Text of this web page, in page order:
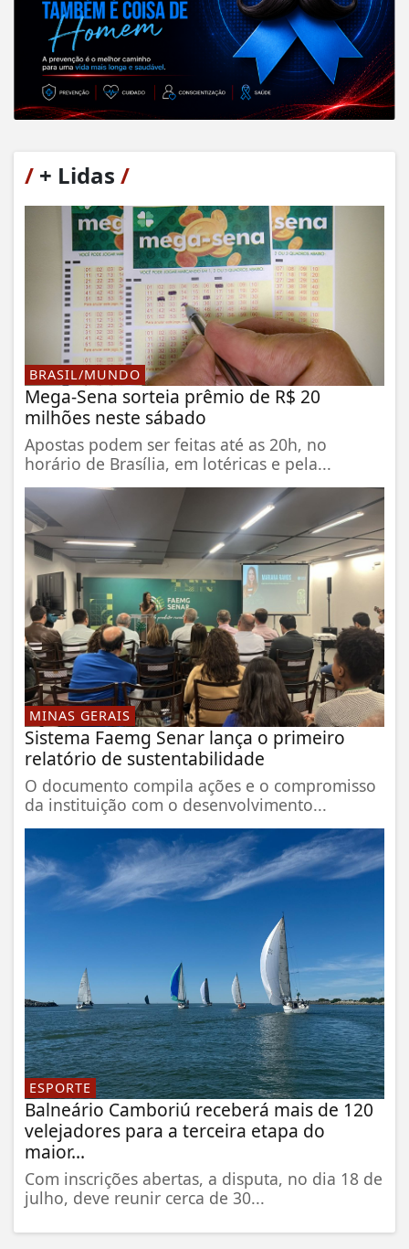
/ + Lidas /
BRASIL/MUNDO
Mega-Sena sorteia prêmio de R$ 20
milhões neste sábado
Apostas podem ser feitas até as 20h, no
horário de Brasília, em lotéricas e pela...
MINAS GERAIS
Sistema Faemg Senar lança o primeiro
relatório de sustentabilidade
O documento compila ações e o compromisso
da instituição com o desenvolvimento...
ESPORTE
Balneário Camboriú receberá mais de 120
velejadores para a terceira etapa do
maior...
Com inscrições abertas, a disputa, no dia 18 de
julho, deve reunir cerca de 30...